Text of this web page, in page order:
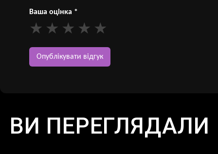
Ваша оцінка *
ВИ ПЕРЕГЛЯДАЛИ